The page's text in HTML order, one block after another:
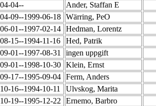
04-- Ander, Staffan E
09--1999-06-18 Wärring, PeO
01--1997-02-14 Hedman, Lorentz
15--1994-11-16 Hed, Patrik
01--1997-08-31 ingen uppgift
01--1998-10-30 Klein, Ernst
17--1995-09-04 Ferm, Anders
16--1994-10-11 Ulvskog, Marita
19--1995-12-22 Ernemo, Barbro